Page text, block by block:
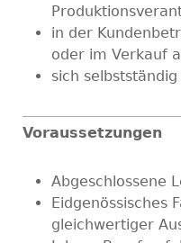
in der
oder im Verkauf
sich
Voraussetzungen
Abgeschlossene
Eidgenössisches
gleichwertiger